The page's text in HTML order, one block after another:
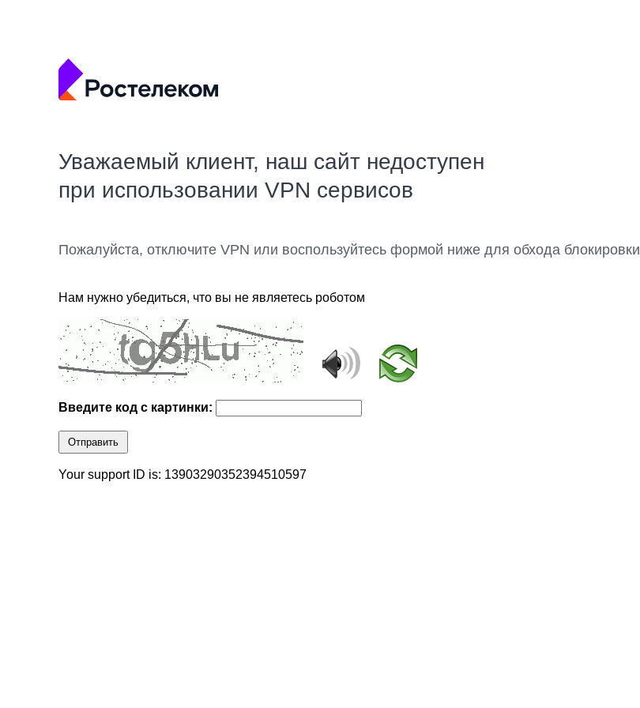
Уважаемый клиент, наш сайт недоступен
при использовании VPN сервисов
Пожалуйста, отключите VPN или воспользуйтесь формой ниже для обхода блокировки
Нам нужно убедиться, что вы не являетесь роботом
Введите код с картинки:
Отправить
Your support ID is: 13903290352394510597